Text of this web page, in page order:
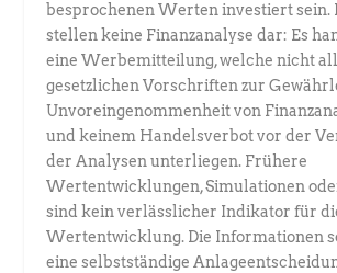
besprochenen Werten investiert sein.
stellen keine Finanzanalyse dar: Es
eine Werbemitteilung, welche nicht
gesetzlichen Vorschriften zur
Unvoreingenommenheit von
und keinem Handelsverbot vor der
der Analysen unterliegen. Frühere
Wertentwicklungen, Simulationen
sind kein verlässlicher Indikator für
Wertentwicklung. Die Informationen
eine selbstständige